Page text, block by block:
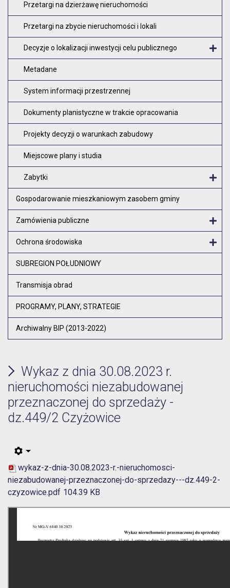
Przetargi na dzierżawę nieruchomości
Przetargi na zbycie nieruchomości i lokali
Decyzje o lokalizacji inwestycji celu publicznego
Metadane
System informacji przestrzennej
Dokumenty planistyczne w trakcie opracowania
Projekty decyzji o warunkach zabudowy
Miejscowe plany i studia
Zabytki
Gospodarowanie mieszkaniowym zasobem gminy
Zamówienia publiczne
Ochrona środowiska
SUBREGION POŁUDNIOWY
Transmisja obrad
PROGRAMY, PLANY, STRATEGIE
Archiwalny BIP (2013-2022)
Wykaz z dnia 30.08.2023 r.
nieruchomości niezabudowanej
przeznaczonej do sprzedaży -
dz.449/2 Czyżowice
wykaz-z-dnia-30.08.2023-r.-nieruchomosci-
niezabudowanej-przeznaczonej-do-sprzedazy---dz.449-2-
czyzowice.pdf 104.39 KB